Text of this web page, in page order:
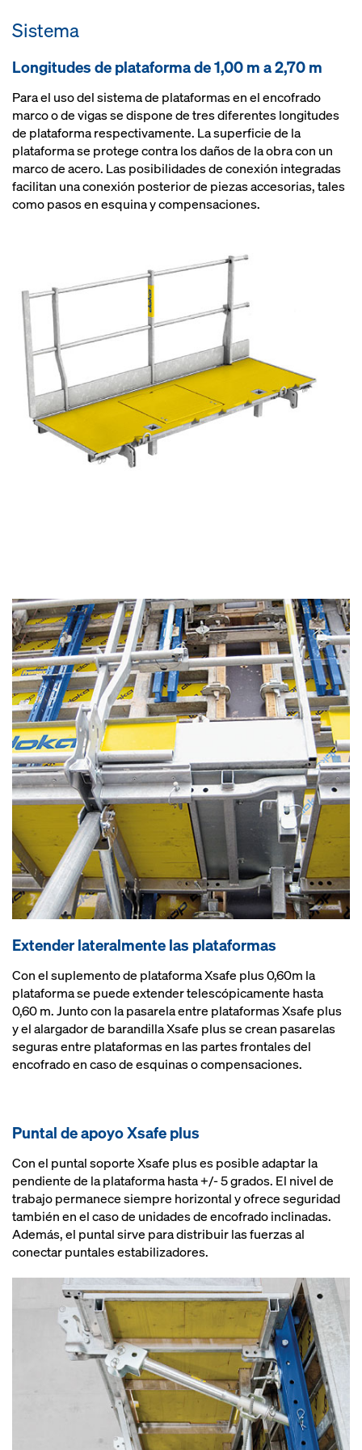
improvisaciones gracias a
soluciones seguras, también para
suplementos de plataforma y
pasos de esquina
conexión de puntales a la parte
procesos de trabajo optimizados
gracias a piezas de conexión
integradas
Sistema
Longitudes de plataforma de 1,00 m a 2,70 m
Para el uso del sistema de plataformas en el encofrado
marco o de vigas se dispone de tres diferentes longitudes
de plataforma respectivamente. La superficie de la
plataforma se protege contra los daños de la obra con un
marco de acero. Las posibilidades de conexión integradas
facilitan una conexión posterior de piezas accesorias, tales
como pasos en esquina y compensaciones.
Extender lateralmente las plataformas
Con el suplemento de plataforma Xsafe plus 0,60m la
plataforma se puede extender telescópicamente hasta
0,60 m. Junto con la pasarela entre plataformas Xsafe plus
y el alargador de barandilla Xsafe plus se crean pasarelas
seguras entre plataformas en las partes frontales del
encofrado en caso de esquinas o compensaciones.
Puntal de apoyo Xsafe plus
Con el puntal soporte Xsafe plus es posible adaptar la
pendiente de la plataforma hasta +/- 5 grados. El nivel de
trabajo permanece siempre horizontal y ofrece seguridad
también en el caso de unidades de encofrado inclinadas.
Además, el puntal sirve para distribuir las fuerzas al
conectar puntales estabilizadores.